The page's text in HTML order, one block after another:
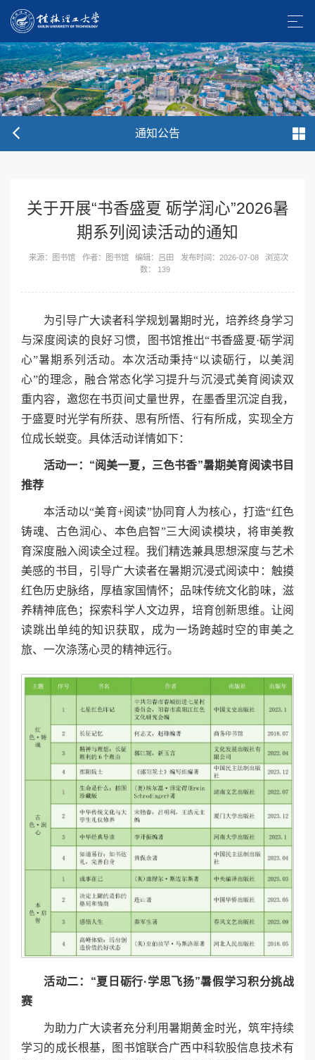
通知公告
关于开展“书香盛夏 砺学润心”2026暑
期系列阅读活动的通知
来源：图书馆 作者：图书馆 编辑：吕田 发布时间：2026-07-08
浏览次
数：
139
为引导广大读者科学规划暑期时光，培养终身学习
与深度阅读的良好习惯，图书馆推出“书香盛夏·砺学润
心”暑期系列活动。 本次活动秉持“以读砺行，以美润
心”的理念，融合常态化学习提升与沉浸式美育阅读双
重内容，邀您在书页间丈量世界，在墨香里沉淀自我，
于盛夏时光学有所获、思有所悟、行有所成，实现全方
位成长蜕变。具体活动详情如下：
活动一： “阅美一夏 ， 三色书香”暑期美育阅读书目
推荐
本活动以“美育+阅读”协同育人为核心，打造“红色
铸魂、古色润心、本色启智”三大阅读模块，将审美教
育深度融入阅读全过程。我们精选兼具思想深度与艺术
美感的书目，引导广大读者在暑期沉浸式阅读中：触摸
红色历史脉络，厚植家国情怀；品味传统文化韵味，滋
养精神底色；探索科学人文边界，培育创新思维。让阅
读跳出单纯的知识获取，成为一场跨越时空的审美之
旅、一次涤荡心灵的精神远行。
活动二： “夏日砺行·学思飞扬”暑假学习积分挑战
赛
为助力广大读者充分利用暑期黄金时光，筑牢持续
学习的成长根基，图书馆联合广西中科软股信息技术有